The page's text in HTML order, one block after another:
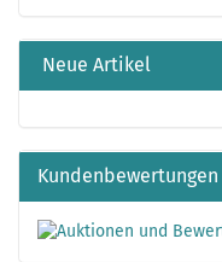
Neue Artikel
Kundenbewertungen